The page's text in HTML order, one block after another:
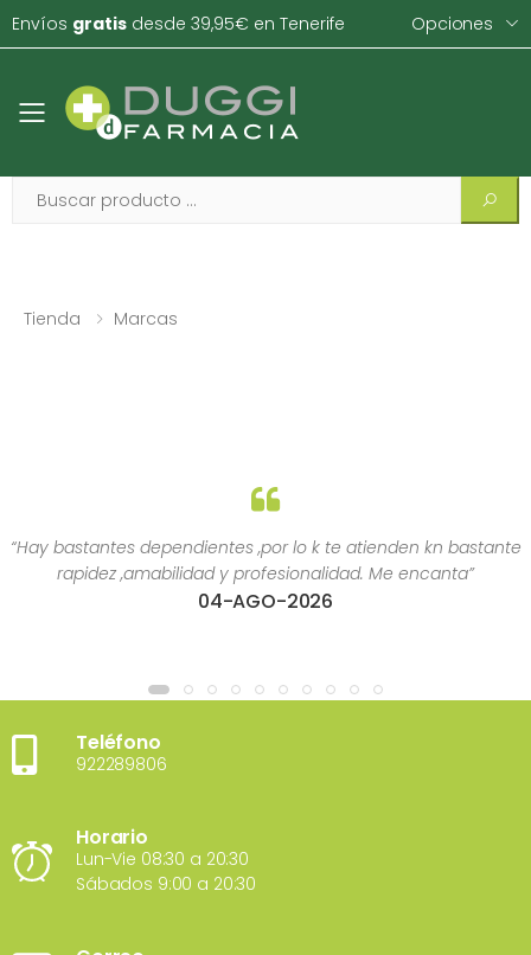
Envíos gratis desde 39,95€ en Tenerife Opciones
Toggle mobile menu
Tienda Marcas
“Hay bastantes dependientes ,por lo k te atienden kn bastante
rapidez ,amabilidad y profesionalidad. Me encanta”
04-AGO-2026
Teléfono
922289806
Horario
Lun-Vie 08:30 a 20:30
Sábados 9:00 a 20:30